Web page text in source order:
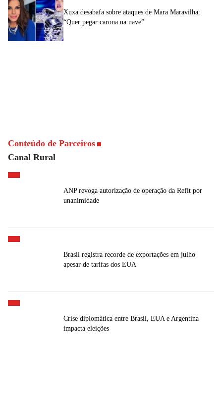
Xuxa desabafa sobre ataques de Mara Maravilha:
“Quer pegar carona na nave”
Conteúdo de Parceiros
Canal Rural
ANP revoga autorização de operação da Refit por
unanimidade
Brasil registra recorde de exportações em julho
apesar de tarifas dos EUA
Crise diplomática entre Brasil, EUA e Argentina
impacta eleições